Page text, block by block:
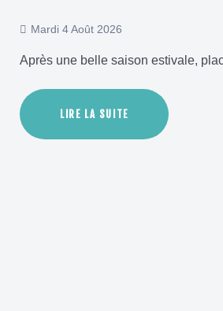
Mardi 4 Août 2026
Après une belle saison estivale,
LIRE LA SUITE